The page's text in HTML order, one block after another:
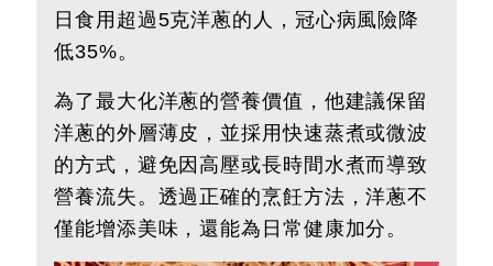
日食用超過5克洋蔥的人，冠心病風險降
低35%。
為了最大化洋蔥的營養價值，他建議保留
洋蔥的外層薄皮，並採用快速蒸煮或微波
的方式，避免因高壓或長時間水煮而導致
營養流失。透過正確的烹飪方法，洋蔥不
僅能增添美味，還能為日常健康加分。